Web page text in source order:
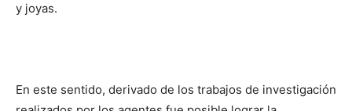
y joyas.
En este sentido, derivado de los trabajos de investigación